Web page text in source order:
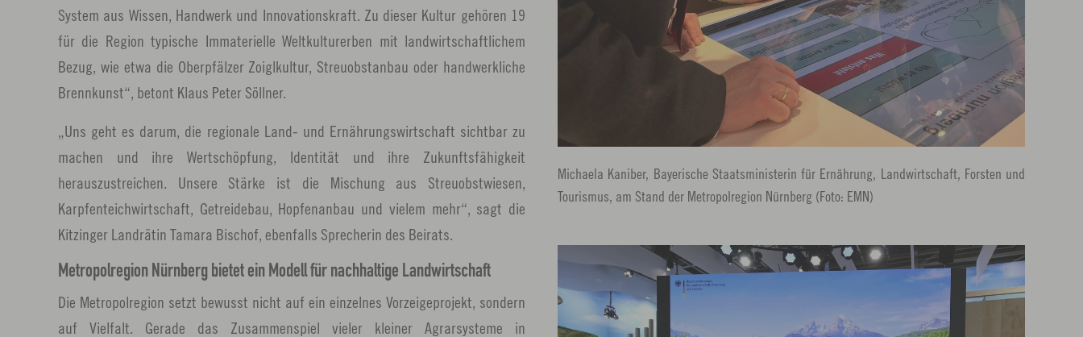
System aus Wissen, Handwerk und Innovationskraft. Zu dieser Kultur gehören 19
für die Region typische Immaterielle Weltkulturerben mit landwirtschaftlichem
Bezug, wie etwa die Oberpfälzer Zoiglkultur, Streuobstanbau oder handwerkliche
Brennkunst“, betont Klaus Peter Söllner.
„Uns geht es darum, die regionale Land- und Ernährungswirtschaft sichtbar zu
machen und ihre Wertschöpfung, Identität und ihre Zukunftsfähigkeit
herauszustreichen. Unsere Stärke ist die Mischung aus Streuobstwiesen,
Karpfenteichwirtschaft, Getreidebau, Hopfenanbau und vielem mehr“, sagt die
Kitzinger Landrätin Tamara Bischof, ebenfalls Sprecherin des Beirats.
Metropolregion Nürnberg bietet ein Modell für nachhaltige Landwirtschaft
Die Metropolregion setzt bewusst nicht auf ein einzelnes Vorzeigeprojekt, sondern
auf Vielfalt. Gerade das Zusammenspiel vieler kleiner Agrarsysteme in
Michaela Kaniber, Bayerische Staatsministerin für Ernährung, Landwirtschaft, Forsten und
Tourismus, am Stand der Metropolregion Nürnberg (Foto: EMN)